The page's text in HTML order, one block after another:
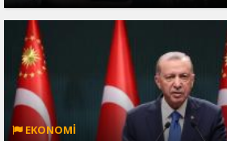
EKONOMİ